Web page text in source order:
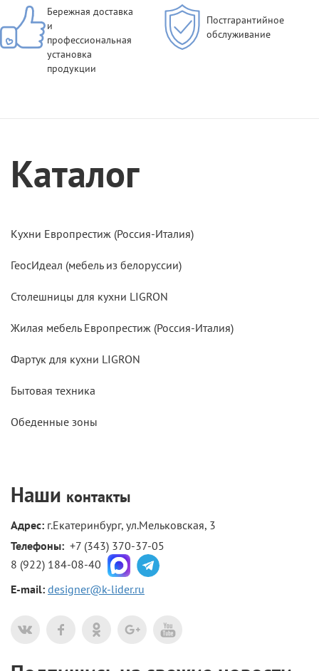
Бережная доставка
и
профессиональная
установка
продукции
Постгарантийное
обслуживание
Каталог
Кухни Европрестиж (Россия-Италия)
ГеосИдеал (мебель из белоруссии)
Столешницы для кухни LIGRON
Жилая мебель Европрестиж (Россия-Италия)
Фартук для кухни LIGRON
Бытовая техника
Обеденные зоны
Наши контакты
Адрес: г.Екатеринбург, ул.Мельковская, 3
Телефоны: +7 (343) 370-37-05
8 (922) 184-08-40
E-mail: designer@k-lider.ru